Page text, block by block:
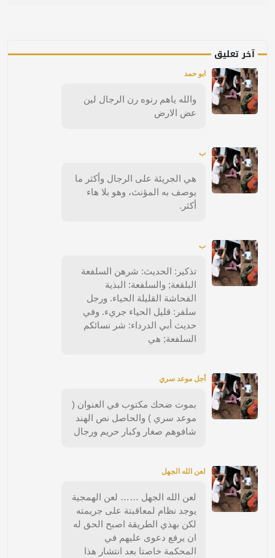
آخر تعليق
ابو حمد
والله ياهم رنوه رن الرجال لين
عض الارض
ب
هي الجريئة على الرجال وأكثر ما
يوصف به المؤنث، وهو بلا هاء
أكثر.
ب
تذكير: الحديث: شرهن السلفعة
البلقعة; والسلفعة: البذية
الفحاشة القليلة الحياء. ورجل
سلفر: قليل الحياء جريء. وفي
حديث أبي الدرداء: شر نسائكم
السلفعة; هي
أجل موعد سري
بموت ضحك مكتوب في العنوان (
موعد سري ) والحاصل نص الهند
شافوهم صغار وكبار حريم ورجال
لعن الله الجهل
لعن الله الجهل …… لعن الهمجية
يوجد نظام لمعاقبتة على جريمته
لكن بهذي الطريقة اصبح الحق له
ان يرفع دعوى عليهم في
المحكمة خاصتا بعد انتشار هذا